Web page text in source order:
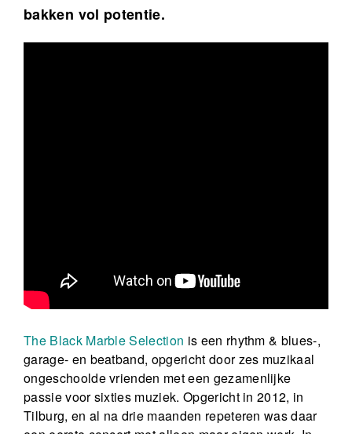
bakken vol potentie.
The Black Marble Selection is een rhythm & blues-,
garage- en beatband, opgericht door zes muzikaal
ongeschoolde vrienden met een gezamenlijke
passie voor sixties muziek. Opgericht in 2012, in
Tilburg, en al na drie maanden repeteren was daar